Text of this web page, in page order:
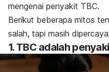
mengenai penyakit TBC.
Berikut beberapa mitos
salah, tapi masih
1. TBC adalah